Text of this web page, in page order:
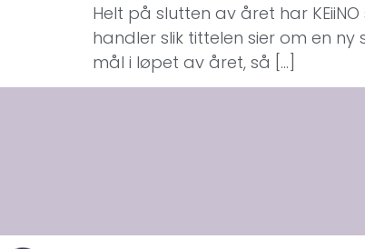
Helt på slutten av året har
handler slik tittelen sier om en
mål i løpet av året, så […]